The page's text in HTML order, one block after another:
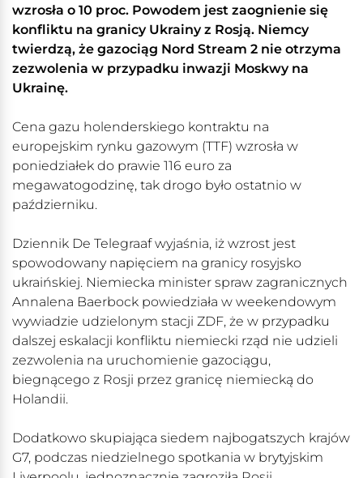
wzrosła o 10 proc. Powodem jest zaognienie się
konfliktu na granicy Ukrainy z Rosją. Niemcy
twierdzą, że gazociąg Nord Stream 2 nie otrzyma
zezwolenia w przypadku inwazji Moskwy na
Ukrainę.
Cena gazu holenderskiego kontraktu na
europejskim rynku gazowym (TTF) wzrosła w
poniedziałek do prawie 116 euro za
megawatogodzinę, tak drogo było ostatnio w
październiku.
Dziennik De Telegraaf wyjaśnia, iż wzrost jest
spowodowany napięciem na granicy rosyjsko
ukraińskiej. Niemiecka minister spraw zagranicznych
Annalena Baerbock powiedziała w weekendowym
wywiadzie udzielonym stacji ZDF, że w przypadku
dalszej eskalacji konfliktu niemiecki rząd nie udzieli
zezwolenia na uruchomienie gazociągu,
biegnącego z Rosji przez granicę niemiecką do
Holandii.
Dodatkowo skupiająca siedem najbogatszych krajów
G7, podczas niedzielnego spotkania w brytyjskim